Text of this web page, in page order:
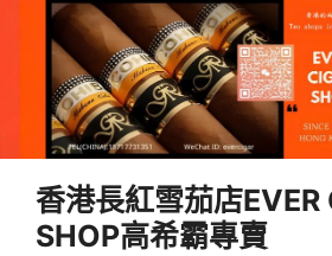
香港長紅雪茄店EVER
SHOP高希霸專賣